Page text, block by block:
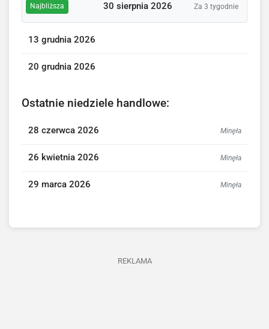
Najbliższa 30 sierpnia 2026 Za 3 tygodnie
13 grudnia 2026
20 grudnia 2026
Ostatnie niedziele handlowe:
28 czerwca 2026 Minęła
26 kwietnia 2026 Minęła
29 marca 2026 Minęła
REKLAMA